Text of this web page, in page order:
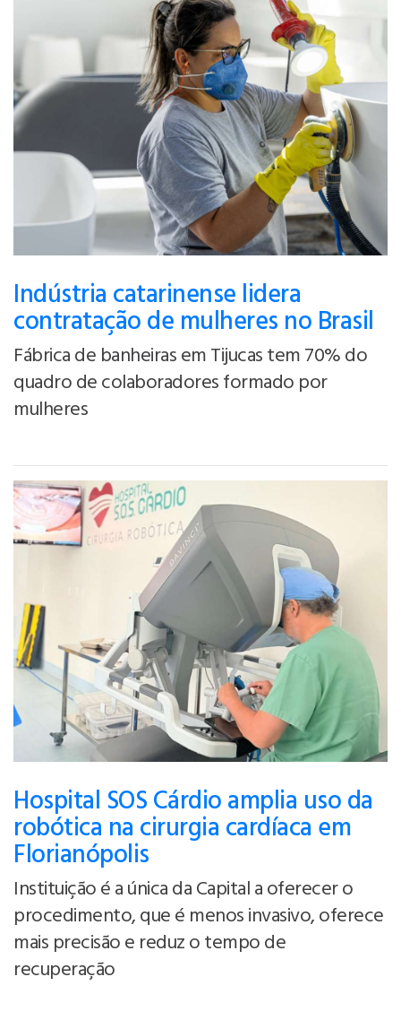
Indústria catarinense lidera
contratação de mulheres no Brasil
Fábrica de banheiras em Tijucas tem 70% do
quadro de colaboradores formado por
mulheres
Hospital SOS Cárdio amplia uso da
robótica na cirurgia cardíaca em
Florianópolis
Instituição é a única da Capital a oferecer o
procedimento, que é menos invasivo, oferece
mais precisão e reduz o tempo de
recuperação